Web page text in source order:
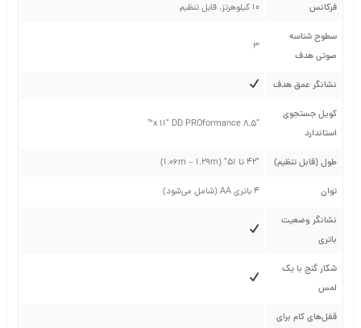
فرکانس 10 کیلوهرتز، قابل تنظیم
سطوح شناسه
صوتی هدف
3
نشانگر عمق هدف
کویل جستجوی
استاندارد
8.5″ x 11″ DD PROformance™
طول (قابل تنظیم) 42″ تا 51″ (1.06m – 1.29m)
توان 4 باتری AA (شامل می‌شود)
نشانگر وضعیت
باتری
شکار گنج با یک
لمس
قفل‌های کام برای